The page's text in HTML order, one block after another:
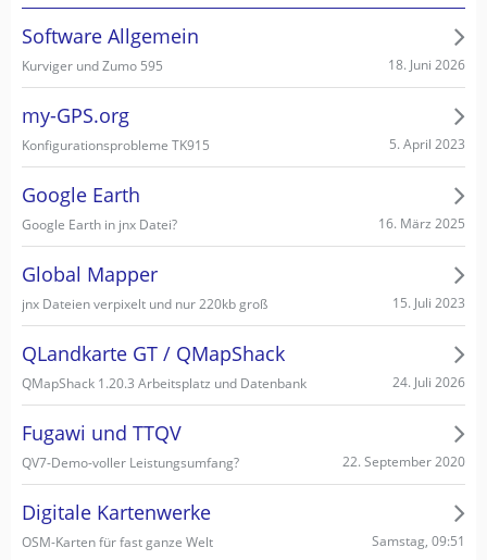
Software Allgemein
Kurviger und Zumo 595 18. Juni 2026
my-GPS.org
Konfigurationsprobleme TK915 5. April 2023
Google Earth
Google Earth in jnx Datei? 16. März 2025
Global Mapper
jnx Dateien verpixelt und nur 220kb groß 15. Juli 2023
QLandkarte GT / QMapShack
QMapShack 1.20.3 Arbeitsplatz und Datenbank 24. Juli 2026
Fugawi und TTQV
QV7-Demo-voller Leistungsumfang? 22. September 2020
Digitale Kartenwerke
OSM-Karten für fast ganze Welt Samstag, 09:51